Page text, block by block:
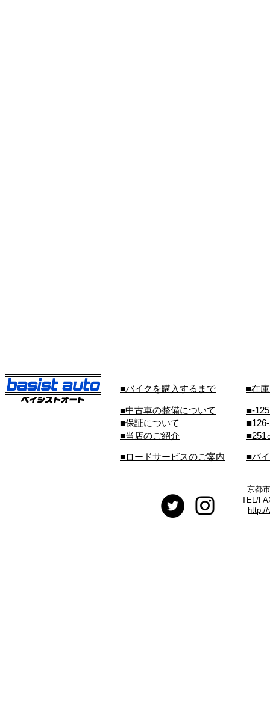
■バイクを購入するまで ■在
■中古車の整備について
■保証について
■当店のご紹介
■-
■251
■ロードサービスのご案内 ■バ
京都
TEL/